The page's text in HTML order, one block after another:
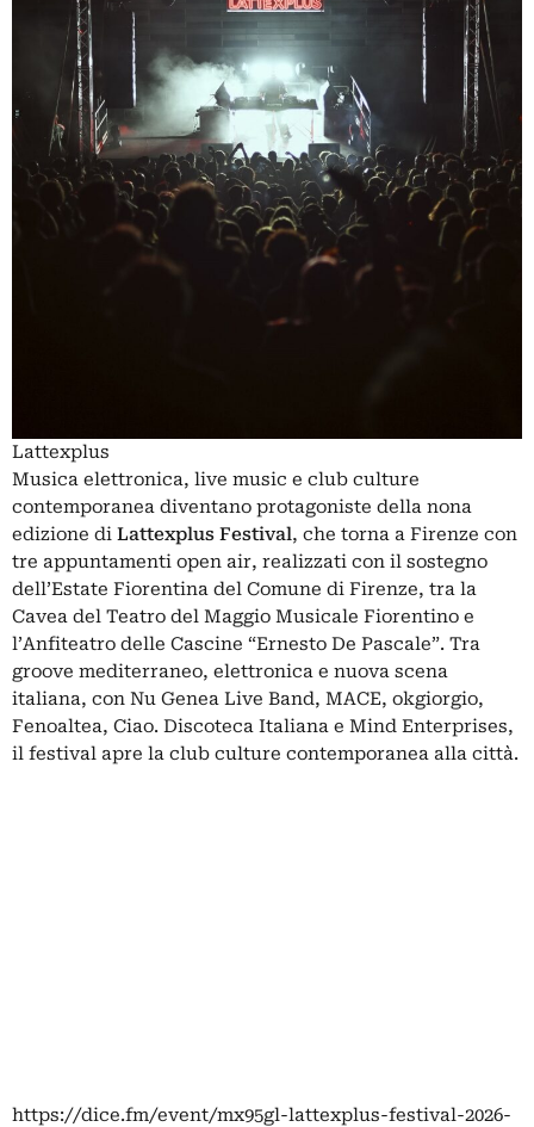
Lattexplus
Musica elettronica, live music e club culture
contemporanea diventano protagoniste della nona
edizione di Lattexplus Festival, che torna a Firenze con
tre appuntamenti open air, realizzati con il sostegno
dell’Estate Fiorentina del Comune di Firenze, tra la
Cavea del Teatro del Maggio Musicale Fiorentino e
l’Anfiteatro delle Cascine “Ernesto De Pascale”. Tra
groove mediterraneo, elettronica e nuova scena
italiana, con Nu Genea Live Band, MACE, okgiorgio,
Fenoaltea, Ciao. Discoteca Italiana e Mind Enterprises,
il festival apre la club culture contemporanea alla città.
https://dice.fm/event/mx95gl-lattexplus-festival-2026-